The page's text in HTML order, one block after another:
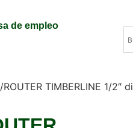
de empleo
ROUTER TIMBERLINE 1/2″